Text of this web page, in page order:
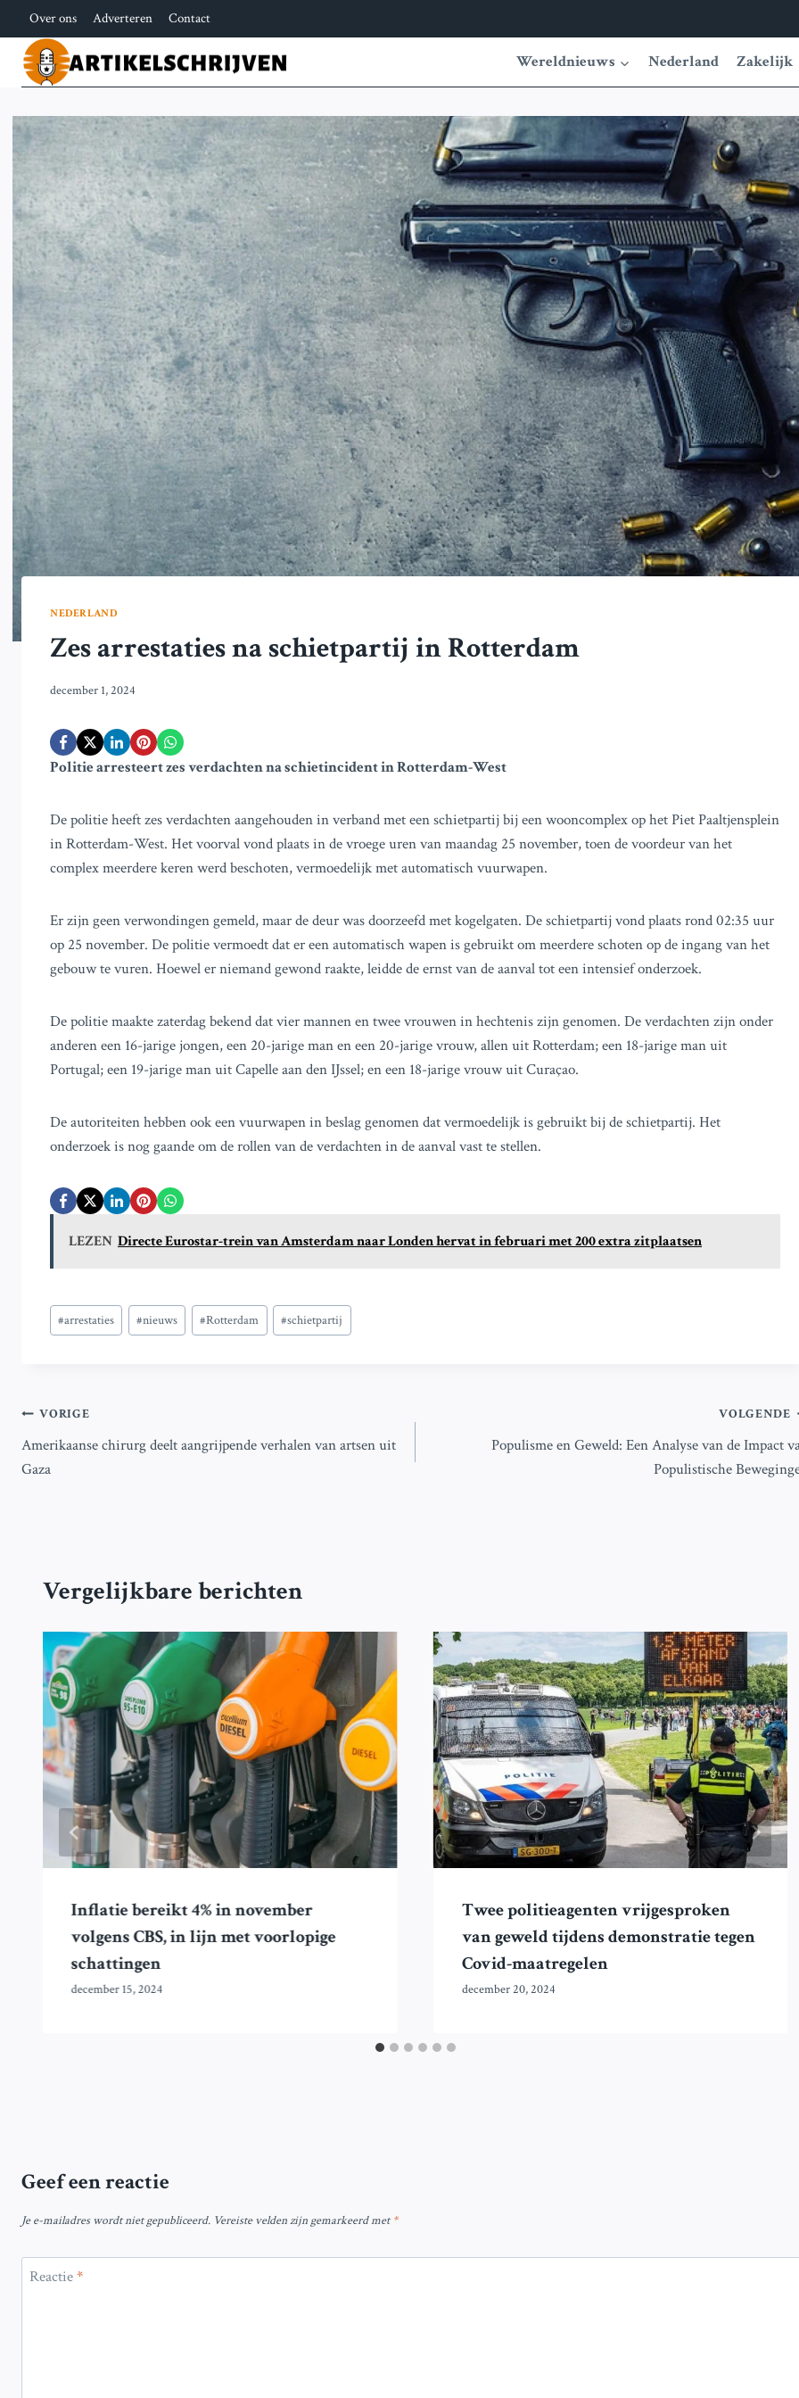
Doorgaan
naar
inhoud
Over ons Adverteren Contact
Wereldnieuws Nederland Zakelijk
NEDERLAND
Zes arrestaties na schietpartij in Rotterdam
december 1, 2024
Politie arresteert zes verdachten na schietincident in Rotterdam-West
De politie heeft zes verdachten aangehouden in verband met een schietpartij bij een wooncomplex op het Piet Paaltjensplein
in Rotterdam-West. Het voorval vond plaats in de vroege uren van maandag 25 november, toen de voordeur van het
complex meerdere keren werd beschoten, vermoedelijk met automatisch vuurwapen.
Er zijn geen verwondingen gemeld, maar de deur was doorzeefd met kogelgaten. De schietpartij vond plaats rond 02:35 uur
op 25 november. De politie vermoedt dat er een automatisch wapen is gebruikt om meerdere schoten op de ingang van het
gebouw te vuren. Hoewel er niemand gewond raakte, leidde de ernst van de aanval tot een intensief onderzoek.
De politie maakte zaterdag bekend dat vier mannen en twee vrouwen in hechtenis zijn genomen. De verdachten zijn onder
anderen een 16-jarige jongen, een 20-jarige man en een 20-jarige vrouw, allen uit Rotterdam; een 18-jarige man uit
Portugal; een 19-jarige man uit Capelle aan den IJssel; en een 18-jarige vrouw uit Curaçao.
De autoriteiten hebben ook een vuurwapen in beslag genomen dat vermoedelijk is gebruikt bij de schietpartij. Het
onderzoek is nog gaande om de rollen van de verdachten in de aanval vast te stellen.
LEZEN Directe Eurostar-trein van Amsterdam naar Londen hervat in februari met 200 extra zitplaatsen
Bericht
tags:
#arrestaties #nieuws #Rotterdam #schietpartij
Bericht
navigatie
VORIGE
Amerikaanse chirurg deelt aangrijpende verhalen van artsen uit
Gaza
VOLGENDE
Populisme en Geweld: Een Analyse van de Impact
Populistische
Vergelijkbare berichten
Inflatie bereikt 4% in november
volgens CBS, in lijn met voorlopige
schattingen
december 15, 2024
Twee politieagenten vrijgesproken
van geweld tijdens demonstratie tegen
Covid-maatregelen
december 20, 2024
Geef een reactie
Je e-mailadres wordt niet gepubliceerd. Vereiste velden zijn gemarkeerd met*
Reactie*